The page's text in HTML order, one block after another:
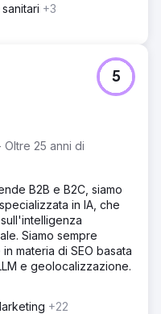
+3
25 anni di
5
B2B e B2C, siamo
in IA, che
Siamo sempre
materia di SEO basata
e geolocalizzazione.
+22